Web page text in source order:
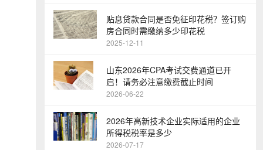
贴息贷款合同是否免征印花税？签订购
房合同时需缴纳多少印花税
2025-12-11
山东2026年CPA考试交费通道已开
启！请务必注意缴费截止时间
2026-06-22
2026年高新技术企业实际适用的企业
所得税税率是多少
2026-07-17